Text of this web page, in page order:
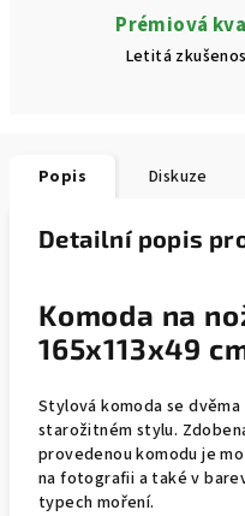
Prémiová
Letitá
Popis Diskuze
Detailní popis
Komoda na
165x113x49
Stylová komoda se
starožitném stylu.
provedenou komodu je
na fotografii a také v
typech moření.